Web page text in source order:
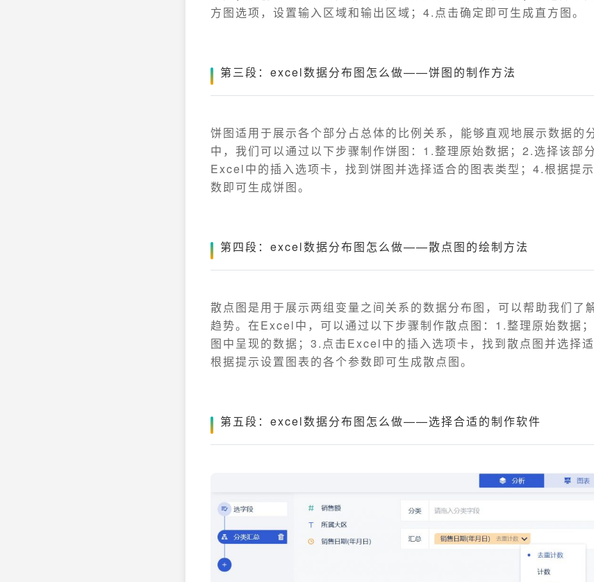
方图选项，设置输入区域和输出区域；4.点击确定即可生成直方图。
第三段：excel数据分布图怎么做——饼图的制作方法
饼图适用于展示各个部分占总体的比例关系，能够直观地展示数据的
中，我们可以通过以下步骤制作饼图：1.整理原始数据；2.选择该部
Excel中的插入选项卡，找到饼图并选择适合的图表类型；4.根据提
数即可生成饼图。
第四段：excel数据分布图怎么做——散点图的绘制方法
散点图是用于展示两组变量之间关系的数据分布图，可以帮助我们了
趋势。在Excel中，可以通过以下步骤制作散点图：1.整理原始数据
图中呈现的数据；3.点击Excel中的插入选项卡，找到散点图并选择
根据提示设置图表的各个参数即可生成散点图。
第五段：excel数据分布图怎么做——选择合适的制作软件